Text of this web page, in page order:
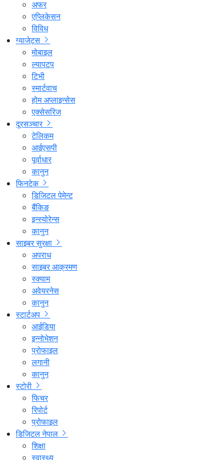
अफर
एप्लिकेसन
विविध
ग्याजेट्स
मोबाइल
ल्यापटप
टिभी
स्मार्टवाच
होम अप्लाइन्सेस
एक्सेसरिज
दूरसञ्चार
टेलिकम
आईएसपी
पूर्वाधार
कानुन
फिनटेक
डिजिटल पेमेन्ट
बैंकिङ
इन्स्योरेन्स
कानुन
साइबर सुरक्षा
अपराध
साइबर आक्रमण
स्क्याम
अवेयरनेस
कानुन
स्टार्टअप
आईडिया
इन्नोभेशन
प्रोफाइल
लगानी
कानुन
स्टोरी
फिचर
रिपोर्ट
प्रोफाइल
डिजिटल नेपाल
शिक्षा
स्वास्थ्य